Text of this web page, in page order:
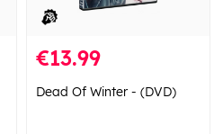
€13.99
Dead Of Winter - (DVD)